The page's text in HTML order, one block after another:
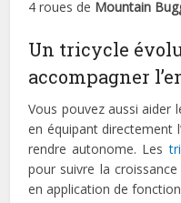
4 roues de Mountain
Un tricycle
accompagner
Vous pouvez aussi aider
en équipant directement
rendre autonome. Les
pour suivre la
en application de